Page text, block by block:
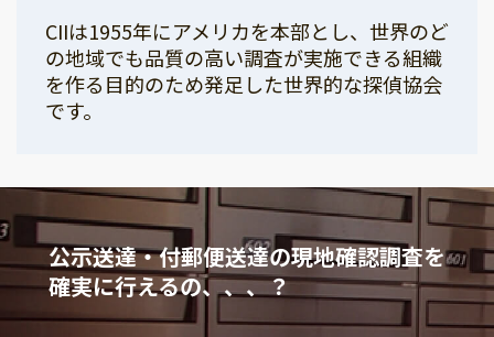
CIIは1955年にアメリカを本部とし、世界のど
の地域でも品質の高い調査が実施できる組織
を作る目的のため発足した世界的な探偵協会
です。
公示送達・付郵便送達の現地確認調査を
確実に行えるの、、、？